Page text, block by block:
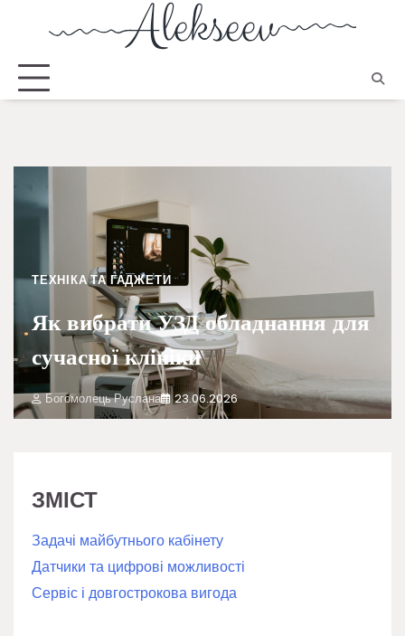
ТЕХНІКА ТА ГАДЖЕТИ
Як вибрати УЗД обладнання для
сучасної клініки
Богомолець Руслана 23.06.2026
ЗМІСТ
Задачі майбутнього кабінету
Датчики та цифрові можливості
Сервіс і довгострокова вигода